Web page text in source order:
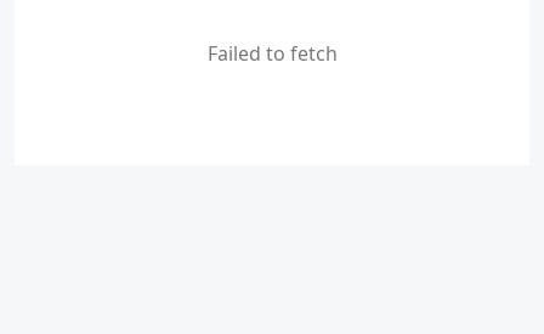
Failed to fetch